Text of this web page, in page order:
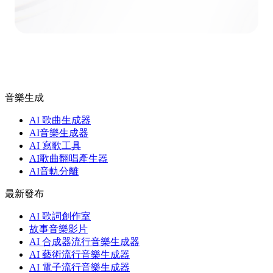
音樂生成
AI 歌曲生成器
AI音樂生成器
AI 寫歌工具
AI歌曲翻唱產生器
AI音軌分離
最新發布
AI 歌詞創作室
故事音樂影片
AI 合成器流行音樂生成器
AI 藝術流行音樂生成器
AI 電子流行音樂生成器